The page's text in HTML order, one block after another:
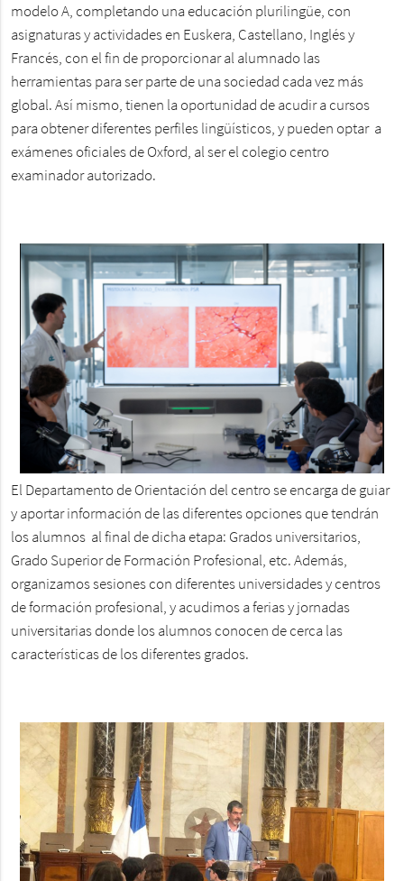
modelo A, completando una educación plurilingüe, con
asignaturas y actividades en Euskera, Castellano, Inglés y
Francés, con el fin de proporcionar al alumnado las
herramientas para ser parte de una sociedad cada vez más
global. Así mismo, tienen la oportunidad de acudir a cursos
para obtener diferentes perfiles lingüísticos, y pueden optar a
exámenes oficiales de Oxford, al ser el colegio centro
examinador autorizado.
El Departamento de Orientación del centro se encarga de guiar
y aportar información de las diferentes opciones que tendrán
los alumnos al final de dicha etapa: Grados universitarios,
Grado Superior de Formación Profesional, etc. Además,
organizamos sesiones con diferentes universidades y centros
de formación profesional, y acudimos a ferias y jornadas
universitarias donde los alumnos conocen de cerca las
características de los diferentes grados.